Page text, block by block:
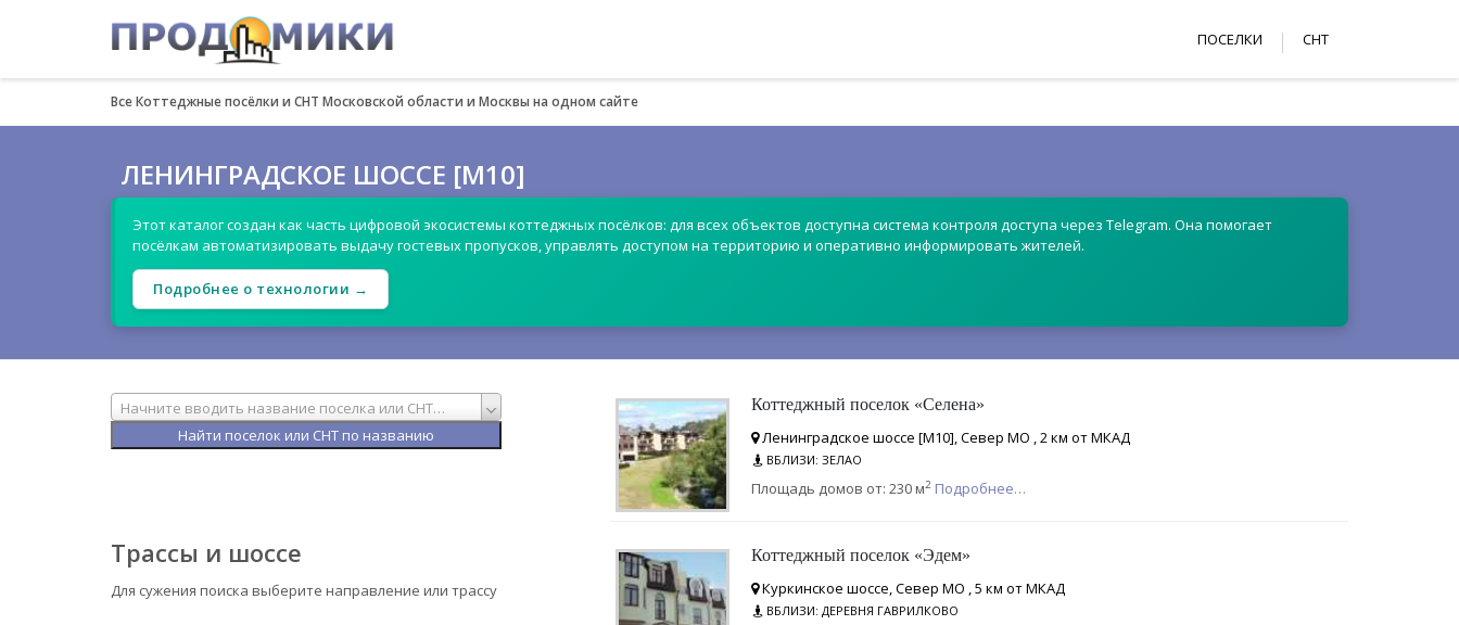
ПОСЕЛКИ СНТ
Все Коттеджные посёлки и СНТ Московской области и Москвы на одном сайте
ЛЕНИНГРАДСКОЕ ШОССЕ [М10]
Этот каталог создан как часть цифровой экосистемы коттеджных посёлков: для всех объектов доступна система контроля доступа через Telegram. Она помогает
посёлкам автоматизировать выдачу гостевых пропусков, управлять доступом на территорию и оперативно информировать жителей.
Подробнее о технологии →
Начните вводить название поселка или СНТ…
Трассы и шоссе
Для сужения поиска выберите направление или трассу
Коттеджный поселок «Селена»
Ленинградское шоссе [М10], Север МО , 2 км от МКАД
ВБЛИЗИ: ЗЕЛАО
Площадь домов от: 230 м2 Подробнее…
Коттеджный поселок «Эдем»
Куркинское шоссе, Север МО , 5 км от МКАД
ВБЛИЗИ: ДЕРЕВНЯ ГАВРИЛКОВО